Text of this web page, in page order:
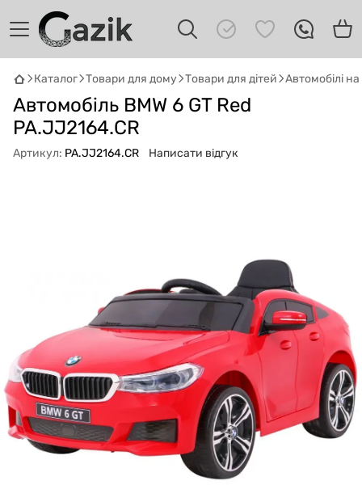
Каталог Товари для дому Товари для дітей Автомобілі
Автомобіль BMW 6 GT Red
PA.JJ2164.CR
Артикул: PA.JJ2164.CR Написати відгук
GAZIKAI
Онлайн · пошук техніки
Привіт! 👋 Я Gazik AI — допоможу